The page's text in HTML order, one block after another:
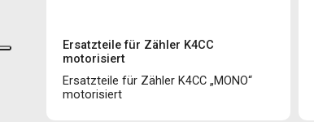
Ersatzteile für Zähler K4CC
motorisiert
Ersatzteile für Zähler K4CC „MONO“
motorisiert